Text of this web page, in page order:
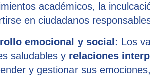
académicos, la
en ciudadanos
emocional y social: Los
saludables y relaciones
y gestionar sus